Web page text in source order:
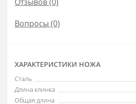
Вопросы (0)
ХАРАКТЕРИСТИКИ НОЖА
Сталь
Длина клинка
Общая длина